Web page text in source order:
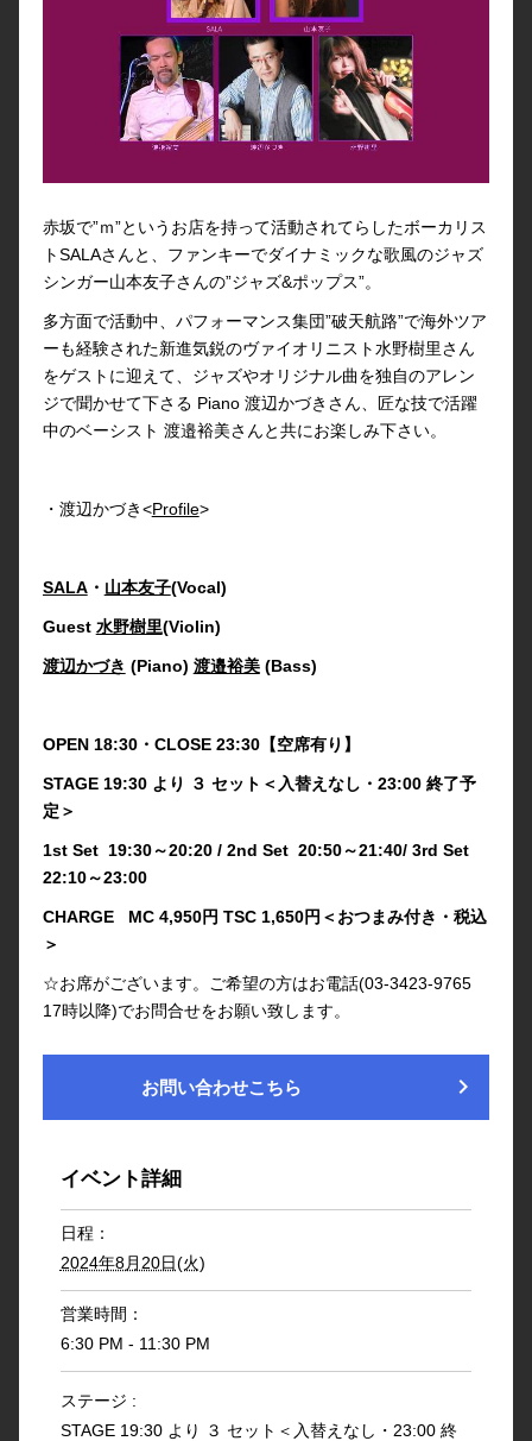
赤坂で”ｍ”というお店を持って活動されてらしたボーカリス
トSALAさんと、ファンキーでダイナミックな歌風のジャズ
シンガー山本友子さんの”ジャズ&ポップス”。
多方面で活動中、パフォーマンス集団”破天航路”で海外ツア
ーも経験された新進気鋭のヴァイオリニスト水野樹里さん
をゲストに迎えて、ジャズやオリジナル曲を独自のアレン
ジで聞かせて下さる Piano 渡辺かづきさん、匠な技で活躍
中のベーシスト 渡邉裕美さんと共にお楽しみ下さい。
・渡辺かづき<Profile>
SALA・ 山本友子(Vocal)
Guest 水野樹里(Violin)
渡辺かづき (Piano) 渡邉裕美(Bass)
OPEN 18:30・CLOSE 23:30【空席有り】
STAGE 19:30 より ３ セット＜入替えなし・23:00 終了予
定＞
1st Set 19:30～20:20 / 2nd Set 20:50～21:40/ 3rd Set
22:10～23:00
CHARGE MC 4,950円 TSC 1,650円＜おつまみ付き・税込
＞
☆お席がございます。ご希望の方はお電話(03-3423-9765
17時以降)でお問合せをお願い致します。
お問い合わせこちら chevron_right
イベント詳細
日程：
2024年8月20日(火)
営業時間：
6:30 PM - 11:30 PM
ステージ :
STAGE 19:30 より ３ セット＜入替えなし・23:00 終